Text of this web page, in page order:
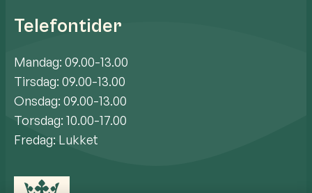
Telefontider
Mandag: 09.00-13.00
Tirsdag: 09.00-13.00
Onsdag: 09.00-13.00
Torsdag: 10.00-17.00
Fredag: Lukket